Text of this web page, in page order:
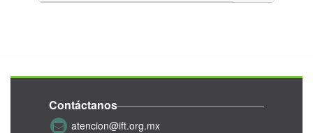
Contáctanos
atencion@ift.org.mx